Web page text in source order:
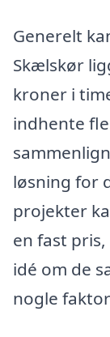
Generelt
Skælskør
kroner i
indhente
løsning for
projekter
en fast
idé om de
nogle